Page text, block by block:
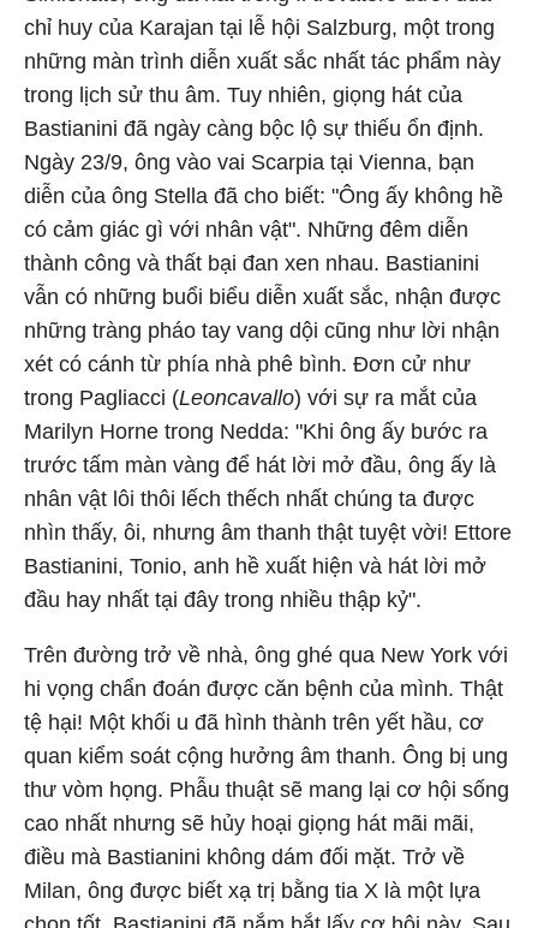
chỉ huy của Karajan tại lễ hội Salzburg, một trong
những màn trình diễn xuất sắc nhất tác phẩm này
trong lịch sử thu âm. Tuy nhiên, giọng hát của
Bastianini đã ngày càng bộc lộ sự thiếu ổn định.
Ngày 23/9, ông vào vai Scarpia tại Vienna, bạn
diễn của ông Stella đã cho biết: "Ông ấy không hề
có cảm giác gì với nhân vật". Những đêm diễn
thành công và thất bại đan xen nhau. Bastianini
vẫn có những buổi biểu diễn xuất sắc, nhận được
những tràng pháo tay vang dội cũng như lời nhận
xét có cánh từ phía nhà phê bình. Đơn cử như
trong Pagliacci (Leoncavallo) với sự ra mắt của
Marilyn Horne trong Nedda: "Khi ông ấy bước ra
trước tấm màn vàng để hát lời mở đầu, ông ấy là
nhân vật lôi thôi lếch thếch nhất chúng ta được
nhìn thấy, ôi, nhưng âm thanh thật tuyệt vời! Ettore
Bastianini, Tonio, anh hề xuất hiện và hát lời mở
đầu hay nhất tại đây trong nhiều thập kỷ".
Trên đường trở về nhà, ông ghé qua New York với
hi vọng chẩn đoán được căn bệnh của mình. Thật
tệ hại! Một khối u đã hình thành trên yết hầu, cơ
quan kiểm soát cộng hưởng âm thanh. Ông bị ung
thư vòm họng. Phẫu thuật sẽ mang lại cơ hội sống
cao nhất nhưng sẽ hủy hoại giọng hát mãi mãi,
điều mà Bastianini không dám đối mặt. Trở về
Milan, ông được biết xạ trị bằng tia X là một lựa